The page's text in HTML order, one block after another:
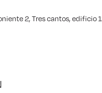
2, Tres cantos, edificio